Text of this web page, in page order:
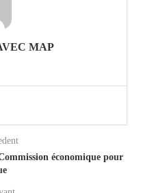
MAP
économique pour